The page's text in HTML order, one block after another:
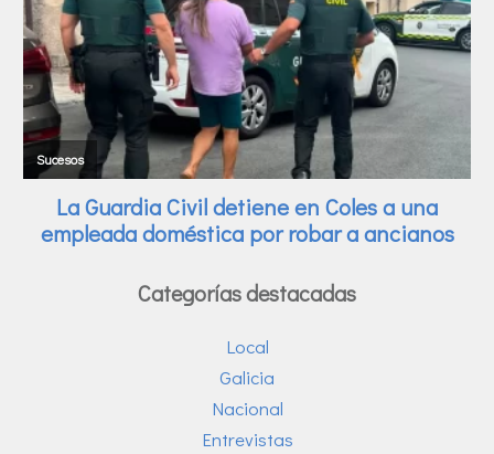
Categorías destacadas
Local
Galicia
Nacional
Entrevistas